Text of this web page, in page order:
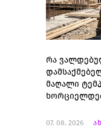
რა
მაღალი
07. 08. 2026